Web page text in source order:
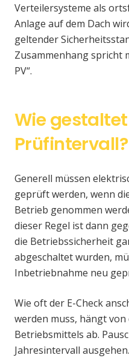
Verteilersysteme als
Anlage auf dem Dach
geltender
Zusammenhang spricht
PV“.
Wie
Prüfintervall?
Generell müssen
geprüft werden, wenn
Betrieb genommen
dieser Regel ist dann
die Betriebssicherheit
abgeschaltet wurden,
Inbetriebnahme neu
Wie oft der E-Check
werden muss, hängt
Betriebsmittels ab.
Jahresintervall